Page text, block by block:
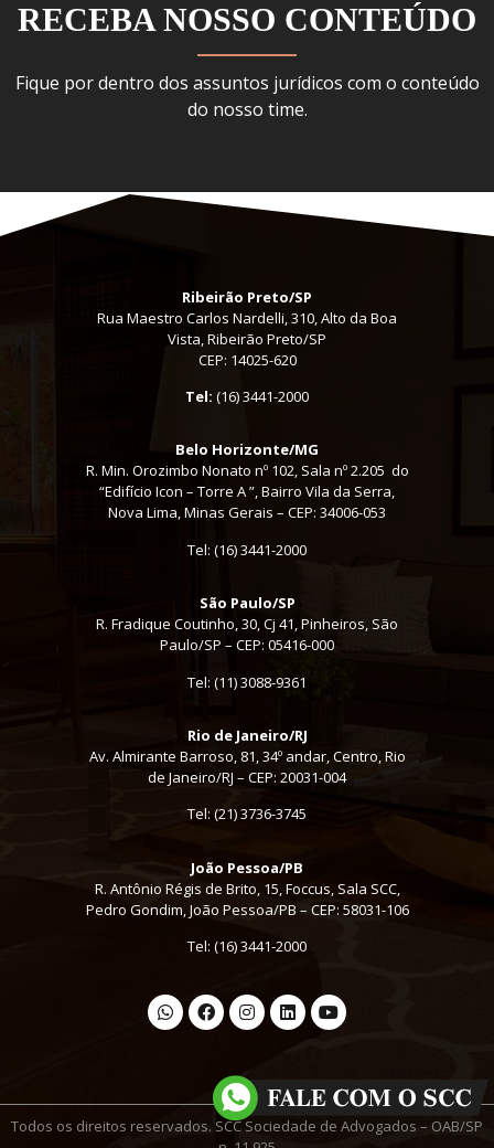
RECEBA NOSSO CONTEÚDO
Fique por dentro dos assuntos jurídicos com o conteúdo
do nosso time.
Ribeirão Preto/SP
Rua Maestro Carlos Nardelli, 310, Alto da Boa
Vista, Ribeirão Preto/SP
CEP: 14025-620
Tel: (16) 3441-2000
Belo Horizonte/MG
R. Min. Orozimbo Nonato nº 102, Sala nº 2.205 do
“Edifício Icon – Torre A ”, Bairro Vila da Serra,
Nova Lima, Minas Gerais – CEP: 34006-053
Tel: (16) 3441-2000
São Paulo/SP
R. Fradique Coutinho, 30, Cj 41, Pinheiros, São
Paulo/SP – CEP: 05416-000
Tel: (11) 3088-9361
Rio de Janeiro/RJ
Av. Almirante Barroso, 81, 34º andar, Centro, Rio
de Janeiro/RJ – CEP: 20031-004
Tel: (21) 3736-3745
João Pessoa/PB
R. Antônio Régis de Brito, 15, Foccus, Sala SCC,
Pedro Gondim, João Pessoa/PB – CEP: 58031-106
Tel: (16) 3441-2000
Todos os direitos reservados. SCC Sociedade de Advogados – OAB/SP